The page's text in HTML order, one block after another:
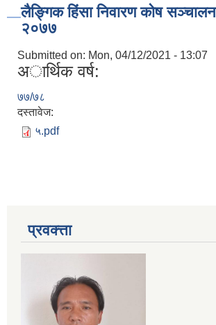
लैङ्गिक हिंसा निवारण कोष सञ्चालन
२०७७
Submitted on: Mon, 04/12/2021 - 13:07
अार्थिक वर्ष:
७७/७८
दस्तावेज:
५.pdf
प्रवक्त्ता